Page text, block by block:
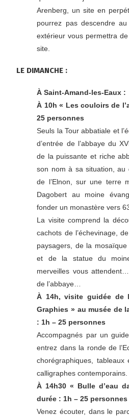
Arenberg, un site en
pourrez pas descendre
extérieur vous permettra
site.
LE DIMANCHE :
À Saint-Amand-les-Eaux :
À 10h « Les couloirs de
25 personnes
Seuls la Tour abbatiale et
d’entrée de l’abbaye du
de la puissante et riche
son nom à sa situation, au
de l’Elnon, sur une terre
Dagobert au moine
fonder un monastère vers
La visite comprend la
cachots de l’échevinage,
paysagers, de la
et de la statue du
merveilles vous
de l’abbaye…
À 14h, visite guidée de
Graphies » au musée de
: 1h – 25 personnes
Accompagnés par un
entrez dans la ronde de
chorégraphiques,
calligraphes contemporains.
À 14h30 « Bulle d’eau
durée : 1h – 25 personnes
Venez écouter, dans le